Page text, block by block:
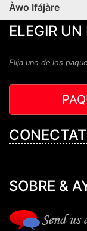
Àwo Ifájàre
ELEGIR
Elija uno de los
SOBRE &